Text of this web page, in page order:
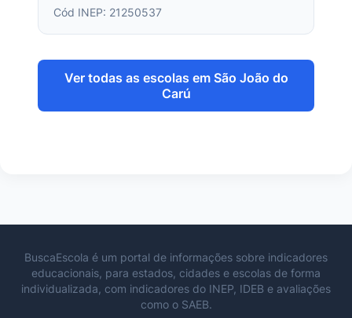
Cód INEP: 21250537
Ver todas as escolas em São João do
Carú
BuscaEscola é um portal de informações sobre indicadores
educacionais, para estados, cidades e escolas de forma
individualizada, com indicadores do INEP, IDEB e avaliações
como o SAEB.